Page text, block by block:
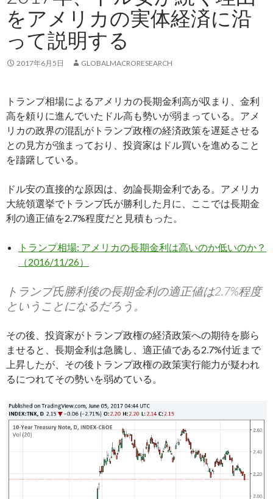
をアメリカの実体経済に沿
って説明する
2017年6月5日 GLOBALMACRORESEARCH
トランプ相場によるアメリカの長期金利高が収まり、金利
高を頼りに進んでいたドル高も勢いが弱まっている。アメ
リカの政界の混乱がトランプ政権の経済政策を遅延させる
との見方が強まっており、投資家はドル買いを進めること
を躊躇している。
ドル安の直接的な原因は、勿論長期金利である。アメリカ
大統領選挙でトランプ氏が勝利した月に、ここでは長期金
利の適正値を2.7%程度だと見積もった。
トランプ相場: アメリカの長期金利は高いのか低いのか？
（2016/11/26）
トランプ氏勝利後の長期金利の適正値は2.7%程度
ということになるだろう。
その後、投資家がトランプ政権の経済政策への期待を膨ら
ませると、長期金利は急騰し、適正値である2.7%付近まで
上昇したが、その後トランプ政権の政策実行能力が疑われ
るにつれてその勢いを弱めている。